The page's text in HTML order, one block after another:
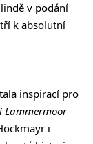
v podání
k absolutní
inspirací pro
Lammermoor
i